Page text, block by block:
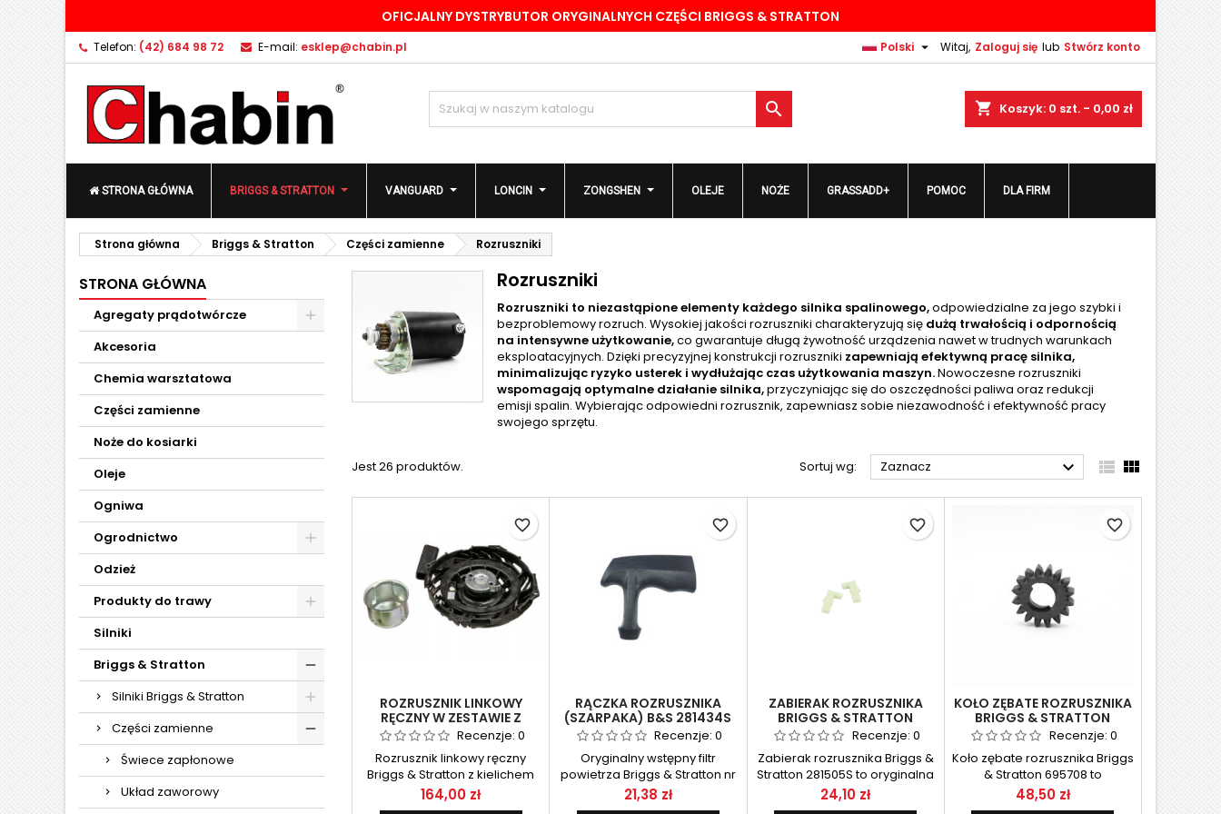
OFICJALNY DYSTRYBUTOR ORYGINALNYCH CZĘŚCI BRIGGS & STRATTON
Telefon: (42) 684 98 72 E-mail: esklep@chabin.pl Witaj, Zaloguj się lub Stwórz konto
Polski 
shopping_cart Koszyk: 0 szt. - 0,00 zł

STRONA GŁÓWNA BRIGGS & STRATTON VANGUARD LONCIN ZONGSHEN OLEJE NOŻE GRASSADD+ POMOC DLA FIRM
Strona główna Briggs & Stratton Części zamienne Rozruszniki
STRONA GŁÓWNA
Agregaty prądotwórcze
Akcesoria
Chemia warsztatowa
Części zamienne
Noże do kosiarki
Oleje
Ogniwa
Ogrodnictwo
Odzież
Produkty do trawy
Silniki
Briggs & Stratton
Silniki Briggs & Stratton
Części zamienne
Świece zapłonowe
Układ zaworowy
Rozruszniki
Rozruszniki to niezastąpione elementy każdego silnika spalinowego,odpowiedzialne za jego szybki i
bezproblemowy rozruch. Wysokiej jakości rozruszniki charakteryzują się dużą trwałością i odpornością
na intensywne użytkowanie,co gwarantuje długą żywotność urządzenia nawet w trudnych warunkach
eksploatacyjnych. Dzięki precyzyjnej konstrukcji rozruszniki zapewniają efektywną pracę silnika,
minimalizując ryzyko usterek i wydłużając czas użytkowania maszyn.Nowoczesne rozruszniki
wspomagają optymalne działanie silnika,przyczyniając się do oszczędności paliwa oraz redukcji
emisji spalin. Wybierając odpowiedni rozrusznik, zapewniasz sobie niezawodność i efektywność pracy
swojego sprzętu.
Jest 26 produktów. Sortuj wg: Zaznacz   
ROZRUSZNIK LINKOWY
RĘCZNY W ZESTAWIE Z
KIELICHEM B&S, 450-500
OHV
Recenzje:0
Rozrusznik linkowy ręczny
Briggs & Stratton z kielichem
(047282767375) to oryginalny
układ mechanicznego
Cena
164,00 zł
favorite_border
RĄCZKA ROZRUSZNIKA
(SZARPAKA) B&S 281434S
Recenzje:0
Oryginalny wstępny filtr
powietrza Briggs & Stratton nr
695302 to wysokiej jakości
element układu dolotowego,
Cena
21,38 zł
favorite_border
ZABIERAK ROZRUSZNIKA
BRIGGS & STRATTON
281505SRecenzje: 0
Zabierak rozrusznika Briggs &
Stratton 281505S to oryginalna
część zamienna,
zapewniająca niezawodne
Cena
24,10 zł
favorite_border
KOŁO ZĘBATE ROZRUSZNIKA
BRIGGS & STRATTON
695708, ZAM. 693059
Recenzje: 0
Koło zębate rozrusznika Briggs
& Stratton 695708 to
oryginalna część zamienna,
przeznaczona do silników tej
Cena
48,50 zł
favorite_border
Dodaj do listy życzeń ×
Stwórz nową listę
((modalTitle)) ×
Utwórz listę życzeń ×
Nazwa listy życzeń
Anuluj Utwórz listę życzeń
Zaloguj się ×
Musisz być zalogowany by zapisać produkty na swojej liście życzeń.